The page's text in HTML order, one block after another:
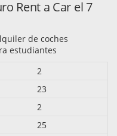
Rent a Car el 7
de coches
estudiantes
2
23
2
25